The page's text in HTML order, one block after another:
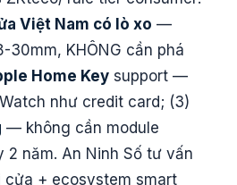
Việt Nam có lò xo —
30mm, KHÔNG cần phá
Home Key support —
như credit card; (3)
— không cần module
2 năm. An Ninh Số tư vấn
cửa + ecosystem smart